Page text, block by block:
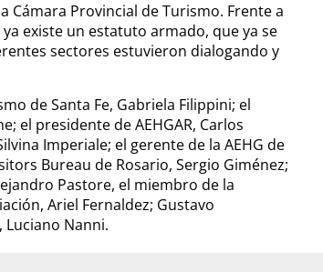
Cámara Provincial de Turismo. Frente a
existe un estatuto armado, que ya se
sectores estuvieron dialogando y
de Santa Fe, Gabriela Filippini; el
el presidente de AEHGAR, Carlos
Imperiale; el gerente de la AEHG de
Bureau de Rosario, Sergio Giménez;
Pastore, el miembro de la
Ariel Fernaldez; Gustavo
Luciano Nanni.